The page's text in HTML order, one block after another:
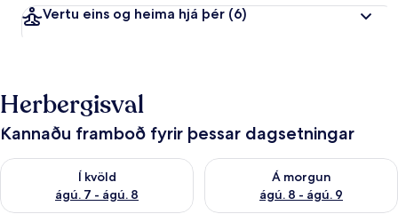
Vertu eins og heima hjá þér (6)
Herbergisval
Kannaðu framboð fyrir þessar dagsetningar
Í kvöld
ágú. 7 - ágú. 8
Athuga framboð í kvöld ágú. 7 - ágú. 8
Á morgun
ágú. 8 - ágú. 9
Athuga framboð á morgun